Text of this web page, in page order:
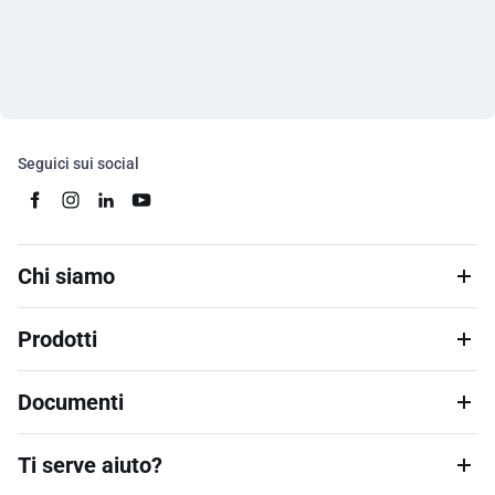
Seguici sui social
Chi siamo
Prodotti
Documenti
Ti serve aiuto?